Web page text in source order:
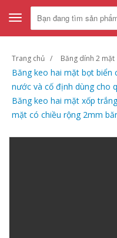
Toggle
navigation
Trang chủ Băng dính 2 mặt
Băng keo hai mặt bọt biển
nước và cố định dùng cho
Băng keo hai mặt xốp
mặt có chiều rộng 2mm